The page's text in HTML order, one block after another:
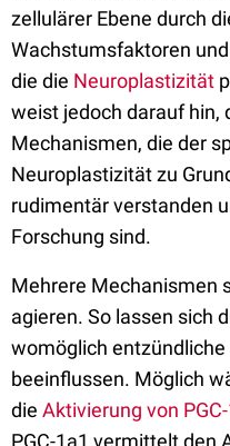
zellulärer Ebene durch
Wachstumsfaktoren
die die Neuroplastizität
weist jedoch darauf hin,
Mechanismen, die der
Neuroplastizität zu
rudimentär verstanden
Forschung sind.
Mehrere Mechanismen
agieren. So lassen sich
womöglich
beeinflussen. Möglich
die Aktivierung von
PGC-1a1 vermittelt den